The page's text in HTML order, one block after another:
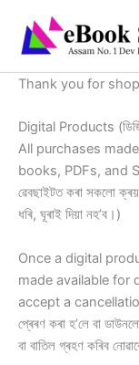
content
Thank you for
Digital Products
All purchases
books, PDFs, and
ৱেবছাইটত কৰা সকলো
ধৰি, ঘূৰাই দিয়া নহ’ব।)
Once a digital
made available for
accept a cancellation.
প্ৰেৰণ কৰা হ’লে বা
বা বাতিল গ্ৰহণ কৰিব